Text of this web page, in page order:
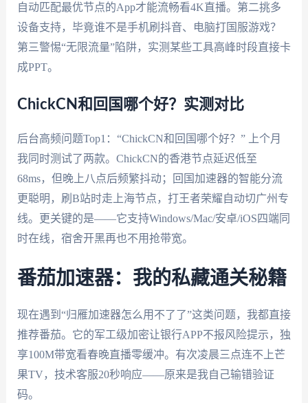
自动匹配最优节点的App才能流畅看4K直播。第二挑多
设备支持，毕竟谁不是手机刷抖音、电脑打国服游戏？
第三警惕“无限流量”陷阱，实测某些工具高峰时段直接卡
成PPT。
ChickCN和回国哪个好？实测对比
后台高频问题Top1：“ChickCN和回国哪个好？” 上个月
我同时测试了两款。ChickCN的香港节点延迟低至
68ms，但晚上八点后频繁抖动；回国加速器的智能分流
更聪明，刷B站时走上海节点，打王者荣耀自动切广州专
线。更关键的是——它支持Windows/Mac/安卓/iOS四端同
时在线，宿舍开黑再也不用抢带宽。
番茄加速器：我的私藏通关秘籍
现在遇到“归雁加速器怎么用不了了”这类问题，我都直接
推荐番茄。它的军工级加密让银行APP不报风险提示，独
享100M带宽看春晚直播零缓冲。有次凌晨三点连不上芒
果TV，技术客服20秒响应——原来是我自己输错验证
码。